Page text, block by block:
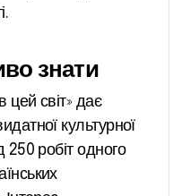
знати
цей світ» дає
культурної
250 робіт одного